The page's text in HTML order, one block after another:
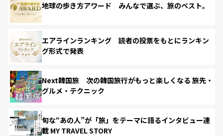
地球の歩き方アワード みんなで選ぶ、旅のベスト。
エアラインランキング 読者の投票をもとにランキン
グ形式で発表
Next韓国旅 次の韓国旅行がもっと楽しくなる 旅先・
グルメ・テクニック
旬な“あの人”が「旅」をテーマに語るインタビュー連
載 MY TRAVEL STORY